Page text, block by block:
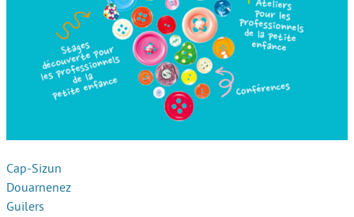
Cap-Sizun
Douarnenez
Guilers